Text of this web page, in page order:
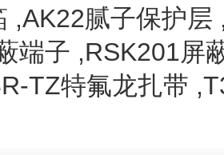
,AK22腻子保护层
端子 ,RSK201屏
TZ特氟龙扎带 ,